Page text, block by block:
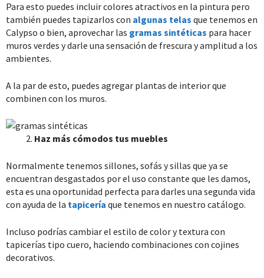
Para esto puedes incluir colores atractivos en la pintura pero
también puedes tapizarlos con algunas telas que tenemos en
Calypso o bien, aprovechar las gramas sintéticas para hacer
muros verdes y darle una sensación de frescura y amplitud a los
ambientes.
A la par de esto, puedes agregar plantas de interior que
combinen con los muros.
Haz más cómodos tus muebles
Normalmente tenemos sillones, sofás y sillas que ya se
encuentran desgastados por el uso constante que les damos,
esta es una oportunidad perfecta para darles una segunda vida
con ayuda de la tapicería que tenemos en nuestro catálogo.
Incluso podrías cambiar el estilo de color y textura con
tapicerías tipo cuero, haciendo combinaciones con cojines
decorativos.